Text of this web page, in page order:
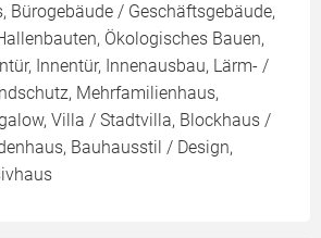
Bürogebäude / Geschäftsgebäude,
Ökologisches Bauen,
Innentür, Innenausbau, Lärm- /
Mehrfamilienhaus,
Villa / Stadtvilla, Blockhaus /
Bauhausstil / Design,